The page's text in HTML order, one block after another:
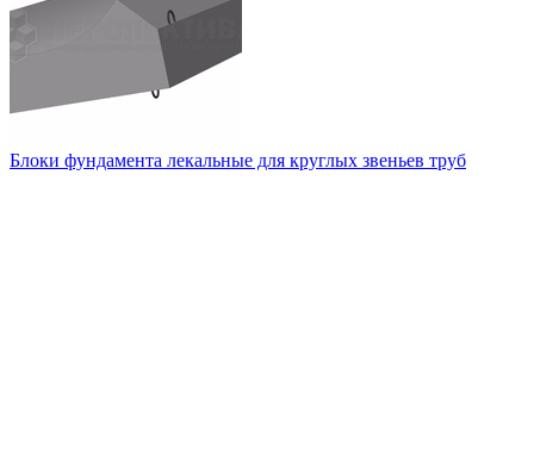
Блоки фундамента лекальные для круглых звеньев труб